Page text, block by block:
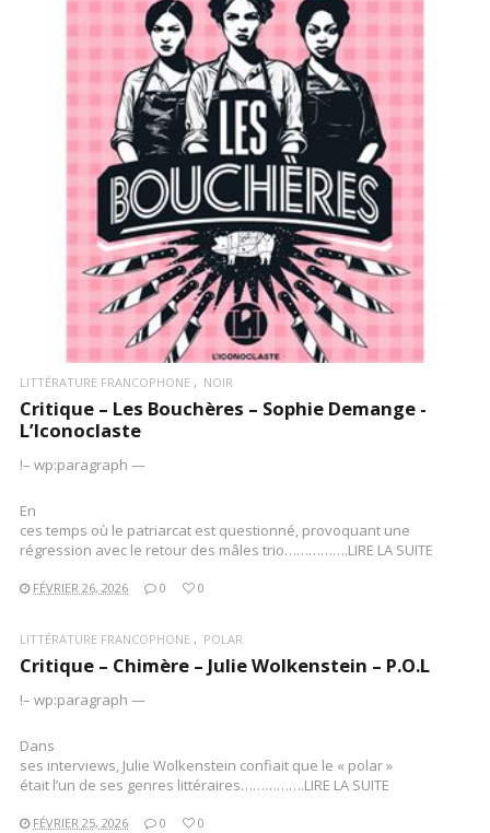
LIRE LA SUITE
LITTÉRATURE FRANCOPHONE NOIR
Critique – Les Bouchères – Sophie Demange -
L’Iconoclaste
!– wp:paragraph —
En
ces temps où le patriarcat est questionné, provoquant une
régression avec le retour des mâles trio…………….LIRE LA SUITE
FÉVRIER 26, 2026 0 0
LITTÉRATURE FRANCOPHONE POLAR
Critique – Chimère – Julie Wolkenstein – P.O.L
!– wp:paragraph —
Dans
ses interviews, Julie Wolkenstein confiait que le « polar »
était l’un de ses genres littéraires…………….LIRE LA SUITE
FÉVRIER 25, 2026 0 0